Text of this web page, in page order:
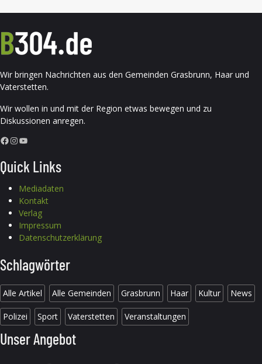
Wir bringen Nachrichten aus den Gemeinden Grasbrunn, Haar und
Vaterstetten.
Wir wollen in und mit der Region etwas bewegen und zu
Diskussionen anregen.
Facebook InstagramYouTube
Quick Links
Mediadaten
Kontakt
Verlag
Impressum
Datenschutzerklärung
Schlagwörter
Alle Artikel Alle Gemeinden Grasbrunn Haar Kultur News
Polizei Sport Vaterstetten Veranstaltungen
Unser Angebot